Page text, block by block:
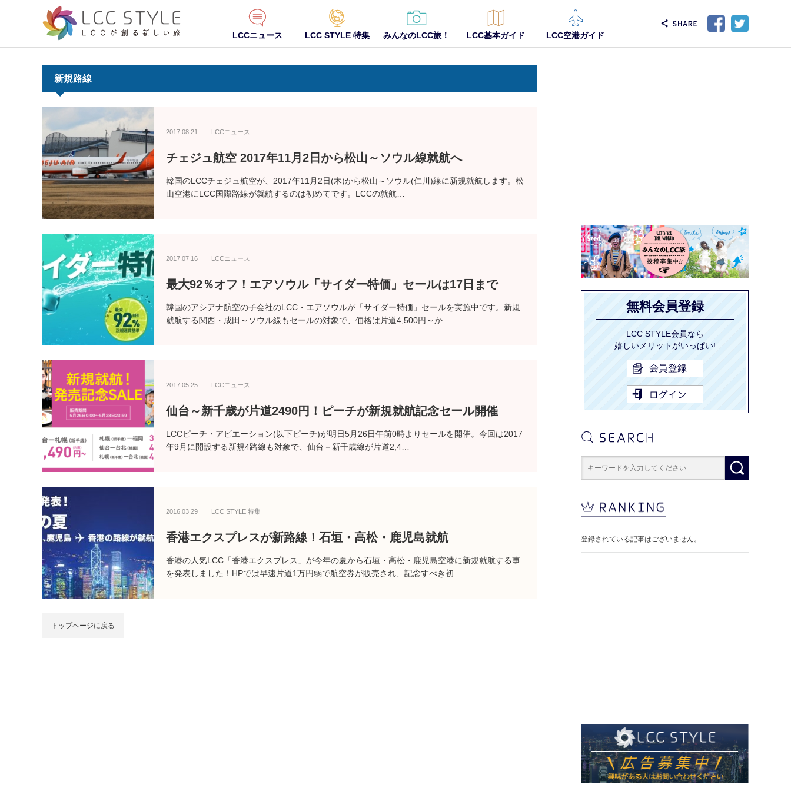
LCCニュース LCC STYLE 特集 みんなのLCC旅！ LCC基本ガイド LCC空港ガイド
新規路線
2017.08.21 LCCニュース
チェジュ航空 2017年11月2日から松山～ソウル線就航へ
韓国のLCCチェジュ航空が、2017年11月2日(木)から松山～ソウル(仁川)線に新規就航します。松
山空港にLCC国際路線が就航するのは初めてです。LCCの就航…
2017.07.16 LCCニュース
最大92％オフ！エアソウル「サイダー特価」セールは17日まで
韓国のアシアナ航空の子会社のLCC・エアソウルが「サイダー特価」セールを実施中です。新規
就航する関西・成田～ソウル線もセールの対象で、価格は片道4,500円～か…
2017.05.25 LCCニュース
仙台～新千歳が片道2490円！ピーチが新規就航記念セール開催
LCCピーチ・アビエーション(以下ピーチ)が明日5月26日午前0時よりセールを開催。今回は2017
年9月に開設する新規4路線も対象で、仙台－新千歳線が片道2,4…
2016.03.29 LCC STYLE 特集
香港エクスプレスが新路線！石垣・高松・鹿児島就航
香港の人気LCC「香港エクスプレス」が今年の夏から石垣・高松・鹿児島空港に新規就航する事
を発表しました！HPでは早速片道1万円弱で航空券が販売され、記念すべき初…
トップページに戻る
無料会員登録
LCC STYLE会員なら
嬉しいメリットがいっぱい!
登録されている記事はございません。